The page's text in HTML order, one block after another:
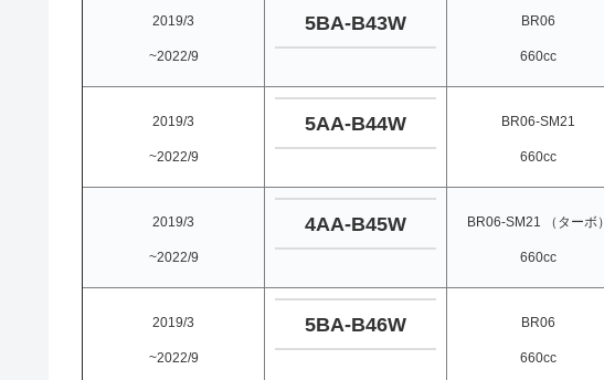
2019/3
~2022/9
5BA-B43W BR06
660cc
2019/3
~2022/9
5AA-B44W BR06-SM21
660cc
2019/3
~2022/9
4AA-B45W BR06-SM21 （ターボ）
660cc
2019/3
~2022/9
5BA-B46W BR06
660cc